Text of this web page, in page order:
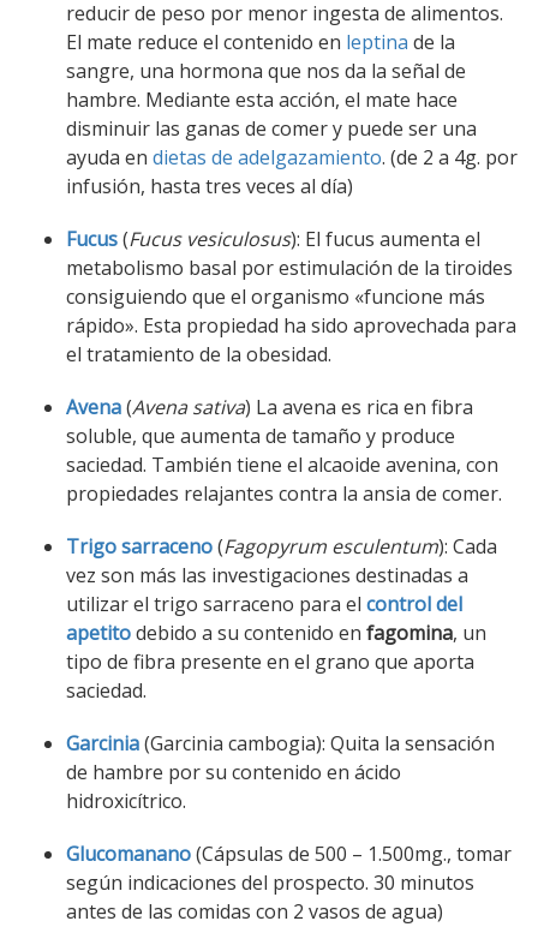
reducir de peso por menor ingesta de alimentos.
El mate reduce el contenido en leptina de la
sangre, una hormona que nos da la señal de
hambre. Mediante esta acción, el mate hace
disminuir las ganas de comer y puede ser una
ayuda en dietas de adelgazamiento. (de 2 a 4g. por
infusión, hasta tres veces al día)
Fucus(Fucus vesiculosus): El fucus aumenta el
metabolismo basal por estimulación de la tiroides
consiguiendo que el organismo «funcione más
rápido». Esta propiedad ha sido aprovechada para
el tratamiento de la obesidad.
Avena(Avena sativa) La avena es rica en fibra
soluble, que aumenta de tamaño y produce
saciedad. También tiene el alcaoide avenina, con
propiedades relajantes contra la ansia de comer.
Trigo sarraceno(Fagopyrum esculentum): Cada
vez son más las investigaciones destinadas a
utilizar el trigo sarraceno para el control del
apetitodebido a su contenido en fagomina, un
tipo de fibra presente en el grano que aporta
saciedad.
Garcinia(Garcinia cambogia): Quita la sensación
de hambre por su contenido en ácido
hidroxicítrico.
Glucomanano(Cápsulas de 500 – 1.500mg., tomar
según indicaciones del prospecto. 30 minutos
antes de las comidas con 2 vasos de agua)